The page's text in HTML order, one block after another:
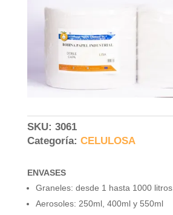
SKU: 3061
Categoría: CELULOSA
ENVASES
Graneles: desde 1 hasta 1000 litros.
Aerosoles: 250ml, 400ml y 550ml